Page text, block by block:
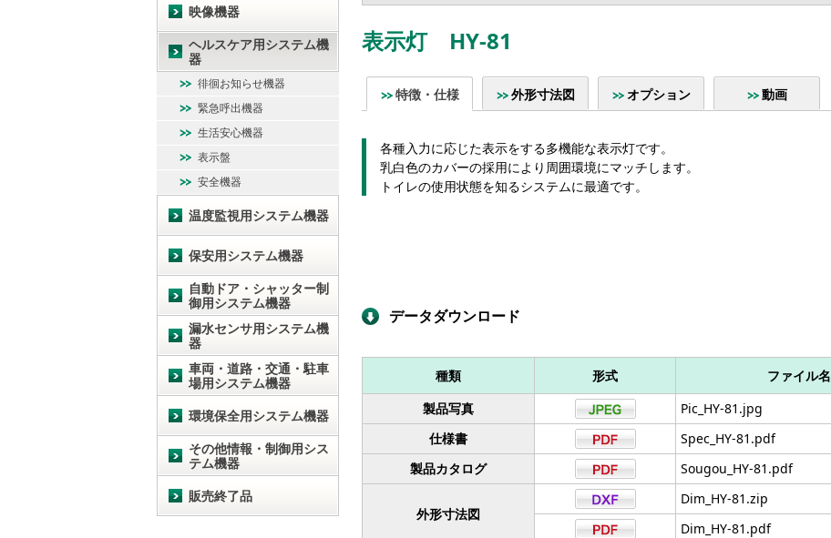
表示灯 HY-81
特徴・仕様 外形寸法図 オプション 動画
各種入力に応じた表示をする多機能な表示灯です。
乳白色のカバーの採用により周囲環境にマッチします。
トイレの使用状態を知るシステムに最適です。
データダウンロード
種類 形式 ファイル名
製品写真
Pic_HY-81.jpg
仕様書
Spec_HY-81.pdf
製品カタログ
Sougou_HY-81.pdf
外形寸法図
Dim_HY-81.zip
Dim_HY-81.pdf
映像機器
ヘルスケア用システム機
器
徘徊お知らせ機器
緊急呼出機器
生活安心機器
表示盤
安全機器
温度監視用システム機器
保安用システム機器
自動ドア・シャッター制
御用システム機器
漏水センサ用システム機
器
車両・道路・交通・駐車
場用システム機器
環境保全用システム機器
その他情報・制御用シス
テム機器
販売終了品